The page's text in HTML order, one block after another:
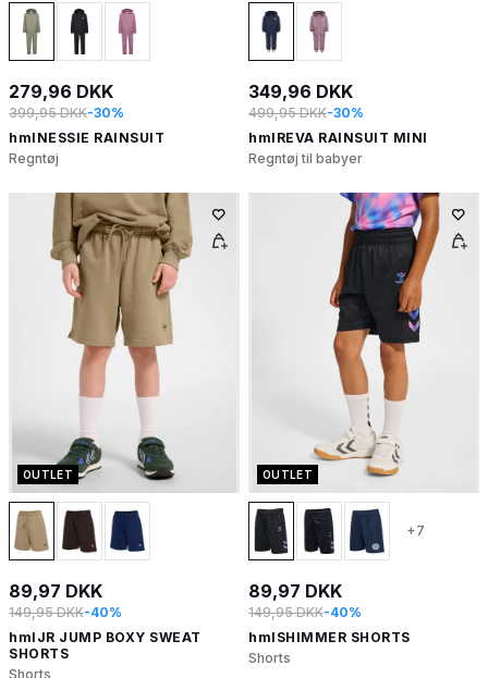
279,96 DKK
399,95 DKK-30%
hmlNESSIE RAINSUIT
Regntøj
349,96 DKK
499,95 DKK-30%
hmlREVA RAINSUIT MINI
Regntøj til babyer
OUTLET
89,97 DKK
149,95 DKK-40%
hmlJR JUMP BOXY SWEAT
SHORTS
Shorts
OUTLET
+7
89,97 DKK
149,95 DKK-40%
hmlSHIMMER SHORTS
Shorts